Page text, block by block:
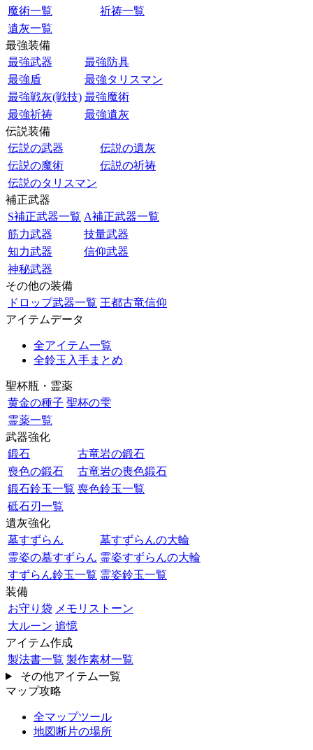
魔術一覧
祈祷一覧
遺灰一覧
最強装備
最強武器
最強防具
最強盾
最強タリスマン
最強戦灰(戦技) 最強魔術
最強祈祷
最強遺灰
伝説装備
伝説の武器
伝説の遺灰
伝説の魔術
伝説の祈祷
伝説のタリスマン
補正武器
S補正武器一覧 A補正武器一覧
筋力武器
技量武器
知力武器
信仰武器
神秘武器
その他の装備
ドロップ武器一覧 王都古竜信仰
アイテムデータ
全アイテム一覧
全鈴玉入手まとめ
聖杯瓶・霊薬
黄金の種子 聖杯の雫
霊薬一覧
武器強化
鍛石
古竜岩の鍛石
喪色の鍛石
古竜岩の喪色鍛石
鍛石鈴玉一覧 喪色鈴玉一覧
砥石刃一覧
遺灰強化
墓すずらん
墓すずらんの大輪
霊姿の墓すずらん 霊姿すずらんの大輪
すずらん鈴玉一覧 霊姿鈴玉一覧
装備
お守り袋 メモリストーン
大ルーン 追憶
アイテム作成
製法書一覧 製作素材一覧
その他アイテム一覧
マップ攻略
全マップツール
地図断片の場所